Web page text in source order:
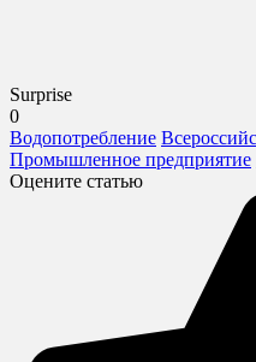
Surprise
0
Водопотребление
Промышленное предприятие
Оцените статью